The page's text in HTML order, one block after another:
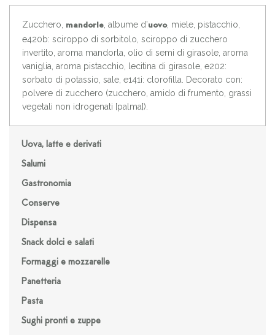
Uova, latte e derivati
Salumi
Gastronomia
Conserve
Dispensa
Snack dolci e salati
Formaggi e mozzarelle
Panetteria
Pasta
Sughi pronti e zuppe
Zucchero, mandorle , albume d’uovo, miele, pistacchio,
e420b: sciroppo di sorbitolo, sciroppo di zucchero
invertito, aroma mandorla, olio di semi di girasole, aroma
vaniglia, aroma pistacchio, lecitina di girasole, e202:
sorbato di potassio, sale, e141i: clorofilla. Decorato con:
polvere di zucchero (zucchero, amido di frumento, grassi
vegetali non idrogenati [palma]).